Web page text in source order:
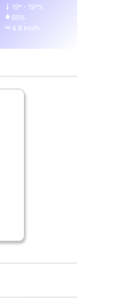
19º - 19º%
69%
4.8 km/h